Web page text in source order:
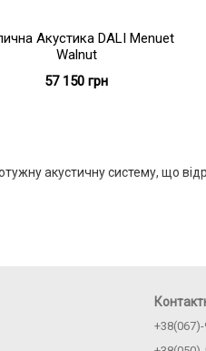
акустичну систему, що
Акустика DALI Menuet
Walnut
57 150 грн